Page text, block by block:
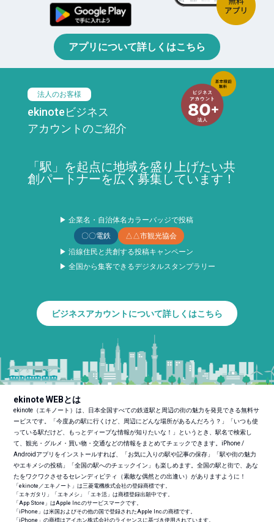
アプリについて詳しくはこちら
法人のお客様
ekinoteビジネス
アカウントのご紹介
「駅」を起点に地域を盛り上げたい共
創パートナーを広く募集しています！
▶ 企業名・自治体名カラーバッジで投稿
〇〇電鉄
△△市観光協会
▶ 沿線住民と共創する投稿キャンペーン
▶ 全国から集客できるデジタルスタンプラリー
ビジネスアカウントについて詳しくはこちら
ekinote WEBとは
ekinote（エキノート）は、日本全国すべての鉄道駅と周辺の街の魅力を発見できる無料サ
ービスです。「今度あの駅に行くけど、周辺にどんな場所があるんだろう？」「いつも使
っている駅だけど、もっとディープな情報が知りたいな！」というとき、駅名で検索し
て、観光・グルメ・買い物・交通などの情報をまとめてチェックできます。iPhone /
Androidアプリをインストールすれば、「お気に入りの駅や記事の保存」「駅や街の魅力
やエキメシの投稿」「全国の駅へのチェックイン」も楽しめます。全国の駅と街で、あな
たをワクワクさせるセレンディピティ（素敵な偶然との出逢い）がありますように！
「ekinote／エキノート」は三菱電機株式会社の登録商標です。
「エキガタリ」「エキメシ」「エキ活」は商標登録出願中です。
「App Store」はApple Inc.のサービスマークです。
「iPhone」は米国およびその他の国で登録されたApple Inc.の商標です。
「iPhone」の商標はアイホン株式会社のライセンスに基づき使用されています。